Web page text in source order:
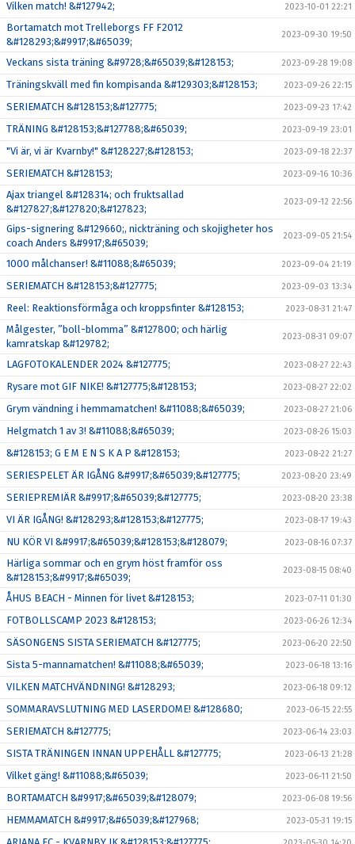
Vilken match! &#127942; 2023-10-01 22:21
Bortamatch mot Trelleborgs FF F2012
&#128293;&#9917;&#65039;
2023-09-30 19:50
Veckans sista träning &#9728;&#65039;&#128153; 2023-09-28 19:08
Träningskväll med fin kompisanda &#129303;&#128153; 2023-09-26 22:15
SERIEMATCH &#128153;&#127775; 2023-09-23 17:42
TRÄNING &#128153;&#127788;&#65039; 2023-09-19 23:01
"Vi är, vi är Kvarnby!" &#128227;&#128153; 2023-09-18 22:37
SERIEMATCH &#128153; 2023-09-16 10:36
Ajax triangel &#128314; och fruktsallad
&#127827;&#127820;&#127823;
2023-09-12 22:56
Gips-signering &#129660;, nickträning och skojigheter hos
coach Anders &#9917;&#65039;
2023-09-05 21:54
1000 målchanser! &#11088;&#65039; 2023-09-04 21:19
SERIEMATCH &#128153;&#127775; 2023-09-03 13:34
Reel: Reaktionsförmåga och kroppsfinter &#128153; 2023-08-31 21:47
Målgester, ”boll-blomma” &#127800; och härlig
kamratskap &#129782;
2023-08-31 09:07
LAGFOTOKALENDER 2024 &#127775; 2023-08-27 22:43
Rysare mot GIF NIKE! &#127775;&#128153; 2023-08-27 22:02
Grym vändning i hemmamatchen! &#11088;&#65039; 2023-08-27 21:06
Helgmatch 1 av 3! &#11088;&#65039; 2023-08-26 15:03
&#128153; G E M E N S K A P &#128153; 2023-08-22 21:27
SERIESPELET ÄR IGÅNG &#9917;&#65039;&#127775; 2023-08-20 23:49
SERIEPREMIÄR &#9917;&#65039;&#127775; 2023-08-20 23:38
VI ÄR IGÅNG! &#128293;&#128153;&#127775; 2023-08-17 19:43
NU KÖR VI &#9917;&#65039;&#128153;&#128079; 2023-08-16 07:37
Härliga sommar och en grym höst framför oss
&#128153;&#9917;&#65039;
2023-08-15 08:40
ÅHUS BEACH - Minnen för livet &#128153; 2023-07-11 01:30
FOTBOLLSCAMP 2023 &#128153; 2023-06-26 12:34
SÄSONGENS SISTA SERIEMATCH &#127775; 2023-06-20 22:50
Sista 5-mannamatchen! &#11088;&#65039; 2023-06-18 13:16
VILKEN MATCHVÄNDNING! &#128293; 2023-06-18 09:12
SOMMARAVSLUTNING MED LASERDOME! &#128680; 2023-06-15 22:55
SERIEMATCH &#127775; 2023-06-14 23:03
SISTA TRÄNINGEN INNAN UPPEHÅLL &#127775; 2023-06-13 21:28
Vilket gäng! &#11088;&#65039; 2023-06-11 21:50
BORTAMATCH &#9917;&#65039;&#128079; 2023-06-08 19:56
HEMMAMATCH &#9917;&#65039;&#127968; 2023-05-31 19:15